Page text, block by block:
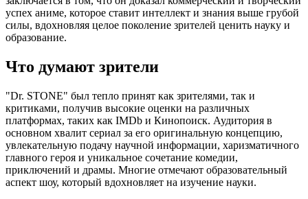
успех аниме, которое ставит интеллект и знания выше грубой
силы, вдохновляя целое поколение зрителей ценить науку и
образование.
Что думают зрители
"Dr. STONE" был тепло принят как зрителями, так и
критиками, получив высокие оценки на различных
платформах, таких как IMDb и Кинопоиск. Аудитория в
основном хвалит сериал за его оригинальную концепцию,
увлекательную подачу научной информации, харизматичного
главного героя и уникальное сочетание комедии,
приключений и драмы. Многие отмечают образовательный
аспект шоу, который вдохновляет на изучение науки.